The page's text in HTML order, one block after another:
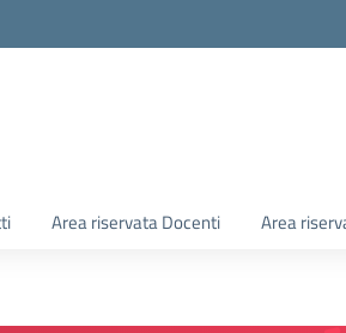
Area riservata Docenti Area